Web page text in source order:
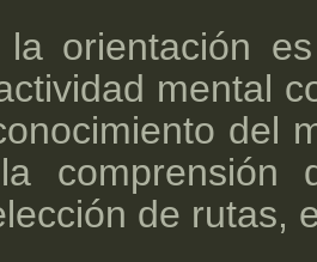
orientación
mental
del
comprensión
de rutas,